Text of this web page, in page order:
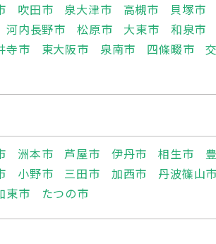
吹田市 泉大津市 高槻市 貝塚市
河内長野市 松原市 大東市 和泉市
寺市 東大阪市 泉南市 四條畷市
洲本市 芦屋市 伊丹市 相生市
小野市 三田市 加西市 丹波篠山市
東市 たつの市